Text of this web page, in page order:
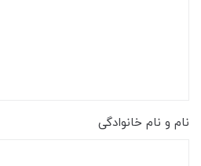
نام و نام خانوادگی